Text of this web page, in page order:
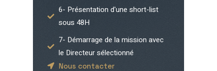
6- Présentation d'une short-list
sous 48H
7- Démarrage de la mission avec
le Directeur sélectionné
Nous contacter